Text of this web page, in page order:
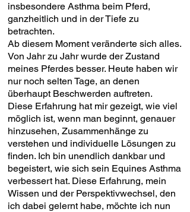
insbesondere Asthma beim Pferd,
ganzheitlich und in der Tiefe zu
betrachten.
Ab diesem Moment veränderte sich alles.
Von Jahr zu Jahr wurde der Zustand
meines Pferdes besser. Heute haben wir
nur noch selten Tage, an denen
überhaupt Beschwerden auftreten.
Diese Erfahrung hat mir gezeigt, wie viel
möglich ist, wenn man beginnt, genauer
hinzusehen, Zusammenhänge zu
verstehen und individuelle Lösungen zu
finden. Ich bin unendlich dankbar und
begeistert, wie sich sein Equines Asthma
verbessert hat. Diese Erfahrung, mein
Wissen und der Perspektivwechsel, den
ich dabei gelernt habe, möchte ich nun